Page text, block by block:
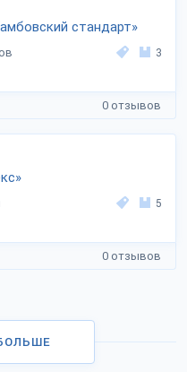
стандарт»
3
0 отзывов
5
0 отзывов